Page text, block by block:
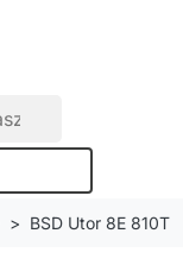
BSD Utor 8E 810T